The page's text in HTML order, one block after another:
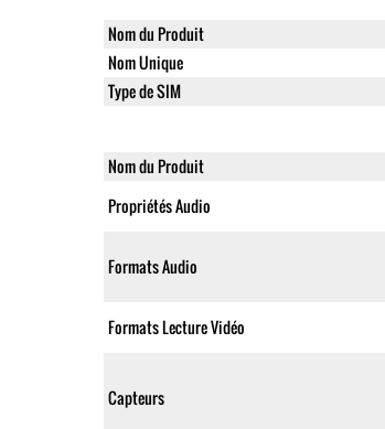
Nom du Produit
Nom Unique
Type de SIM
Nom du Produit
Propriétés Audio
Formats Audio
Formats Lecture Vidéo
Capteurs